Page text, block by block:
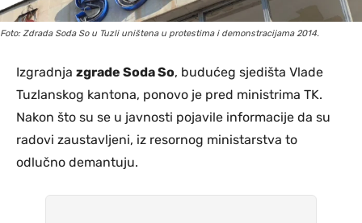
Foto: Zdrada Soda So u Tuzli uništena u protestima i demonstracijama 2014.
Izgradnja zgrade Soda So, budućeg sjedišta Vlade
Tuzlanskog kantona, ponovo je pred ministrima TK.
Nakon što su se u javnosti pojavile informacije da su
radovi zaustavljeni, iz resornog ministarstva to
odlučno demantuju.